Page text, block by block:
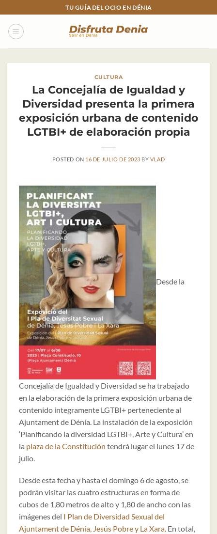
to
content
TU GUÍA DEL OCIO EN DÉNIA
CULTURA
La Concejalía de Igualdad y
Diversidad presenta la primera
exposición urbana de contenido
LGTBI+ de elaboración propia
POSTED ON 16 DE JULIO DE 2023 BYVLAD
Desde la
Concejalía de Igualdad y Diversidad se ha trabajado
en la elaboración de la primera exposición urbana de
contenido íntegramente LGTBI+ perteneciente al
Ajuntament de Dénia. La instalación de la exposición
‘Planificando la diversidad LGTBI+, Arte y Cultura’ en
la plaza de la Constitución tendrá lugar el lunes 17 de
julio.
Desde esta fecha y hasta el domingo 6 de agosto, se
podrán visitar las cuatro estructuras en forma de
cubos de 1,80 metros de alto y 1,80 de ancho con las
imágenes del I Plan de Diversidad Sexual del
Ajuntament de Dénia, Jesús Pobre y La Xara. En total,